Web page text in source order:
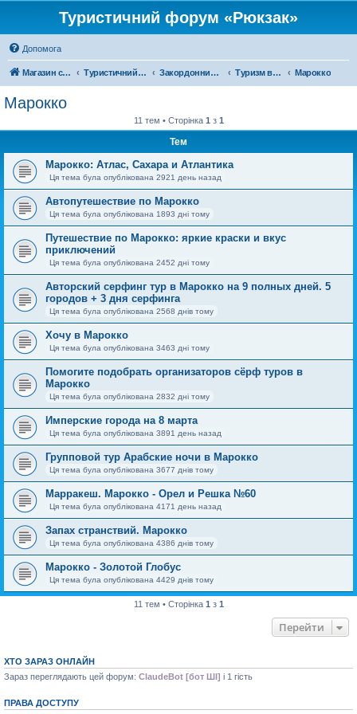
Туристичний форум «Рюкзак»
Допомога
Магазин спорядження Туристичний форум «Рюкзак» Закордонний туризм Туризм в Африці Марокко
Марокко
11 тем • Сторінка 1 з 1
Тем
Марокко: Атлас, Сахара и Атлантика
Ця тема була опублікована 2921 день назад
Автопутешествие по Марокко
Ця тема була опублікована 1893 дні тому
Путешествие по Марокко: яркие краски и вкус
приключений
Ця тема була опублікована 2452 дні тому
Авторский серфинг тур в Марокко на 9 полных дней. 5
городов + 3 дня серфинга
Ця тема була опублікована 2568 днів тому
Хочу в Марокко
Ця тема була опублікована 3463 дні тому
Помогите подобрать организаторов сёрф туров в
Марокко
Ця тема була опублікована 2832 дні тому
Имперские города на 8 марта
Ця тема була опублікована 3891 день назад
Групповой тур Арабские ночи в Марокко
Ця тема була опублікована 3677 днів тому
Марракеш. Марокко - Орел и Решка №60
Ця тема була опублікована 4171 день назад
Запах странствий. Марокко
Ця тема була опублікована 4386 днів тому
Марокко - Золотой Глобус
Ця тема була опублікована 4429 днів тому
11 тем • Сторінка 1 з 1
Перейти
ХТО ЗАРАЗ ОНЛАЙН
Зараз переглядають цей форум: ClaudeBot [бот ШІ] і 1 гість
ПРАВА ДОСТУПУ